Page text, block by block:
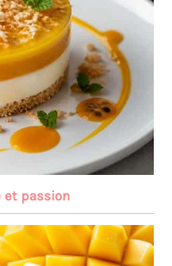
et passion